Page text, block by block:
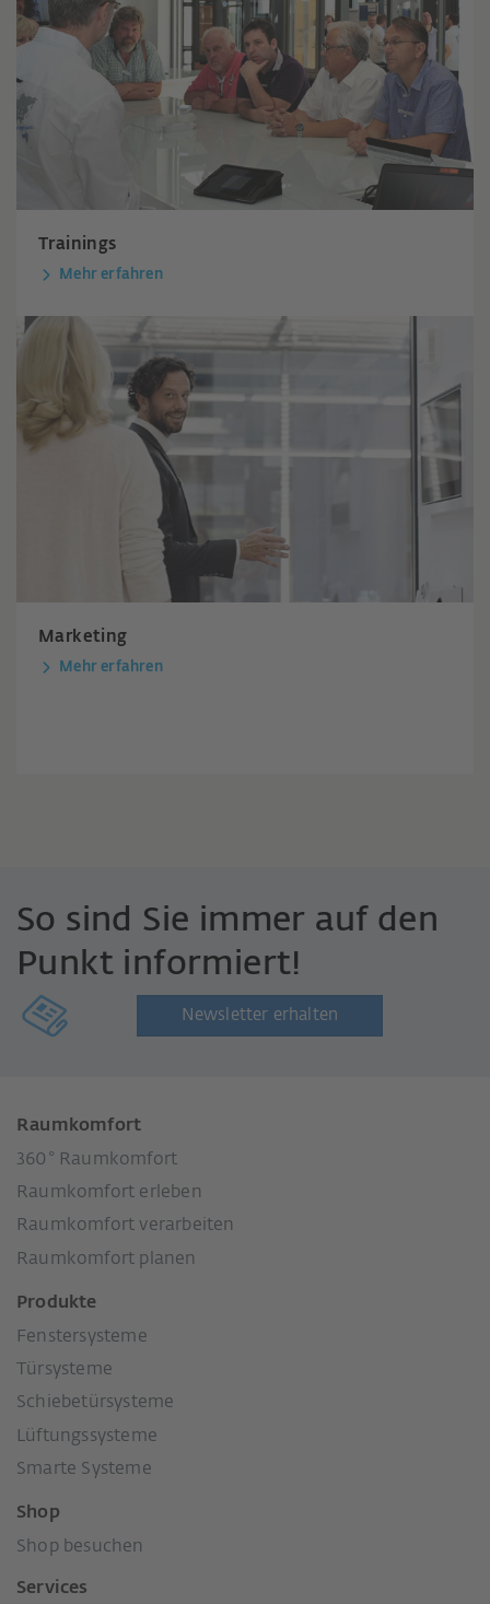
Trainings
Mehr erfahren
Marketing
Mehr erfahren
So sind Sie immer auf den
Punkt informiert!
Newsletter erhalten
Raumkomfort
360° Raumkomfort
Raumkomfort erleben
Raumkomfort verarbeiten
Raumkomfort planen
Produkte
Fenstersysteme
Türsysteme
Schiebetürsysteme
Lüftungssysteme
Smarte Systeme
Shop
Shop besuchen
Services